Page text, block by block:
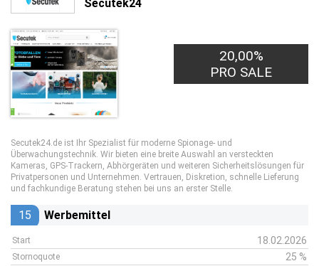
Secutek24
20,00%
PRO SALE
Secutek24.de ist Ihr Spezialist für moderne Spionage- und
Überwachungstechnik. Wir bieten eine breite Auswahl an versteckten
Kameras, GPS-Trackern, Abhörgeräten und weiteren Sicherheitslösungen für
Privatpersonen und Unternehmen. Vertrauen, Diskretion, schnelle Lieferung
und fachkundige Beratung stehen bei uns an erster Stelle.
15 Werbemittel
Start 18.02.2026
Stornoquote 25 %